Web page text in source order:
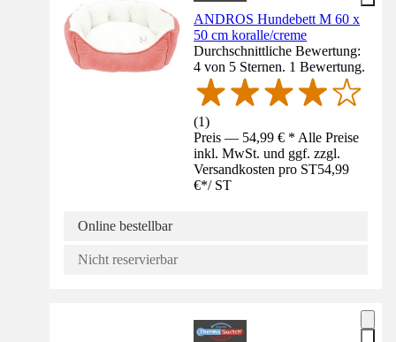
ANDROS Hundebett M 60 x
50 cm koralle/creme
Durchschnittliche Bewertung:
4 von 5 Sternen. 1 Bewertung.
(1)
Preis — 54,99 € * Alle Preise
inkl. MwSt. und ggf. zzgl.
Versandkosten pro ST54,99
€*/ ST
Online bestellbar
Nicht reservierbar